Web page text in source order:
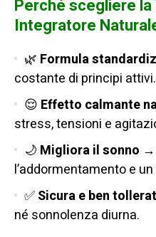
Perché scegliere la
Integratore
🌿 Formula
costante di principi attivi.
😌 Effetto calmante
stress, tensioni e
🌙 Migliora il sonno →
l’addormentamento e
✅Sicura e ben
né sonnolenza diurna.